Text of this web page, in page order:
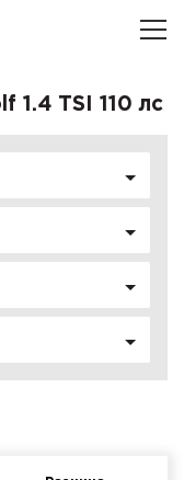
1.4 TSI 110 лс